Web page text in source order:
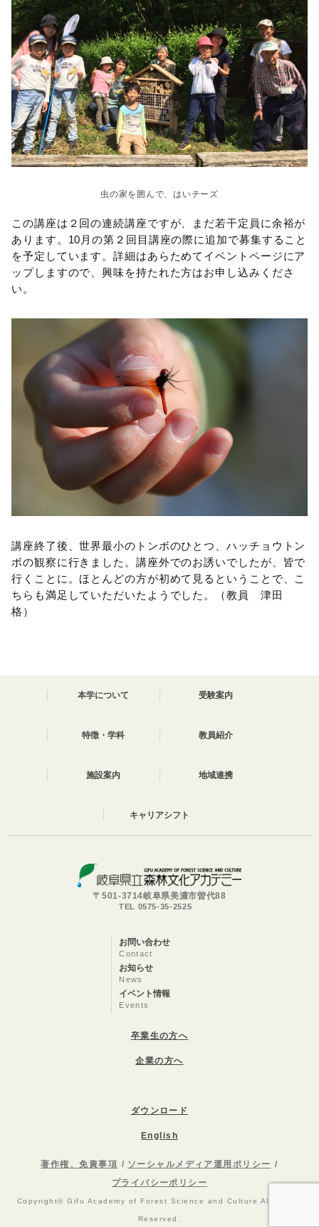
虫の家を囲んで、はいチーズ
この講座は２回の連続講座ですが、まだ若干定員に余裕が
あります。10月の第２回目講座の際に追加で募集すること
を予定しています。詳細はあらためてイベントページにア
ップしますので、興味を持たれた方はお申し込みくださ
い。
講座終了後、世界最小のトンボのひとつ、ハッチョウトン
ボの観察に行きました。講座外でのお誘いでしたが、皆で
行くことに。ほとんどの方が初めて見るということで、こ
ちらも満足していただいたようでした。（教員 津田
格）
本学について 受験案内
特徴・学科 教員紹介
施設案内 地域連携
キャリアシフト
〒501-3714岐阜県美濃市曽代88
TEL 0575-35-2525
お問い合わせ
Contact
お知らせ
News
イベント情報
Events
卒業生の方へ
企業の方へ
ダウンロード
English
著作権、免責事項
ソーシャルメディア運用ポリシー
プライバシーポリシー
Copyright© Gifu Academy of Forest Science and Culture All Rights
Reserved.